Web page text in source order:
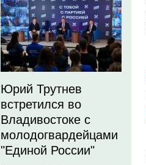
Юрий Трутнев
встретился во
Владивостоке с
молодогвардейцами
"Единой России"